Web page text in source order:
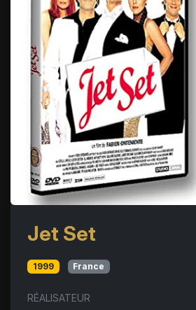
Jet Set
1999 France
RÉALISATEUR